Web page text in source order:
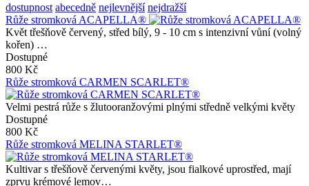
dostupnost abecedně nejlevnější nejdražší
Růže stromková ACAPELLA®
Květ třešňově červený, střed bílý, 9 - 10 cm s intenzivní vůní (volný
kořen) …
Dostupné
800 Kč
Růže stromková CARMEN SCARLET®
Velmi pestrá růže s žlutooranžovými plnými středně velkými květy
Dostupné
800 Kč
Růže stromková MELINA STARLET®
Kultivar s třešňově červenými květy, jsou fialkové uprostřed, mají
zprvu krémové lemov…